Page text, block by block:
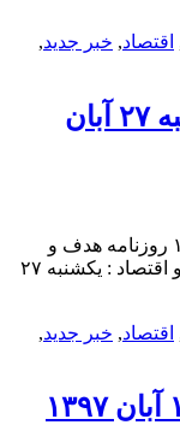
اقتصاد, خبر جدید,
روزنامه هدف و اقتصاد : یکشنبه‌ ۲۷ آبان
روزنامه هدف و اقتصاد : یکشنبه‌ ۲۷ آبان ۱۳۹۷ روزنامه هدف و
اقتصاد : یکشنبه‌ ۲۷ آبان ۱۳۹۷ روزنامه هدف و اقتصاد : یکشنبه‌ ۲۷
اقتصاد, خبر جدید,